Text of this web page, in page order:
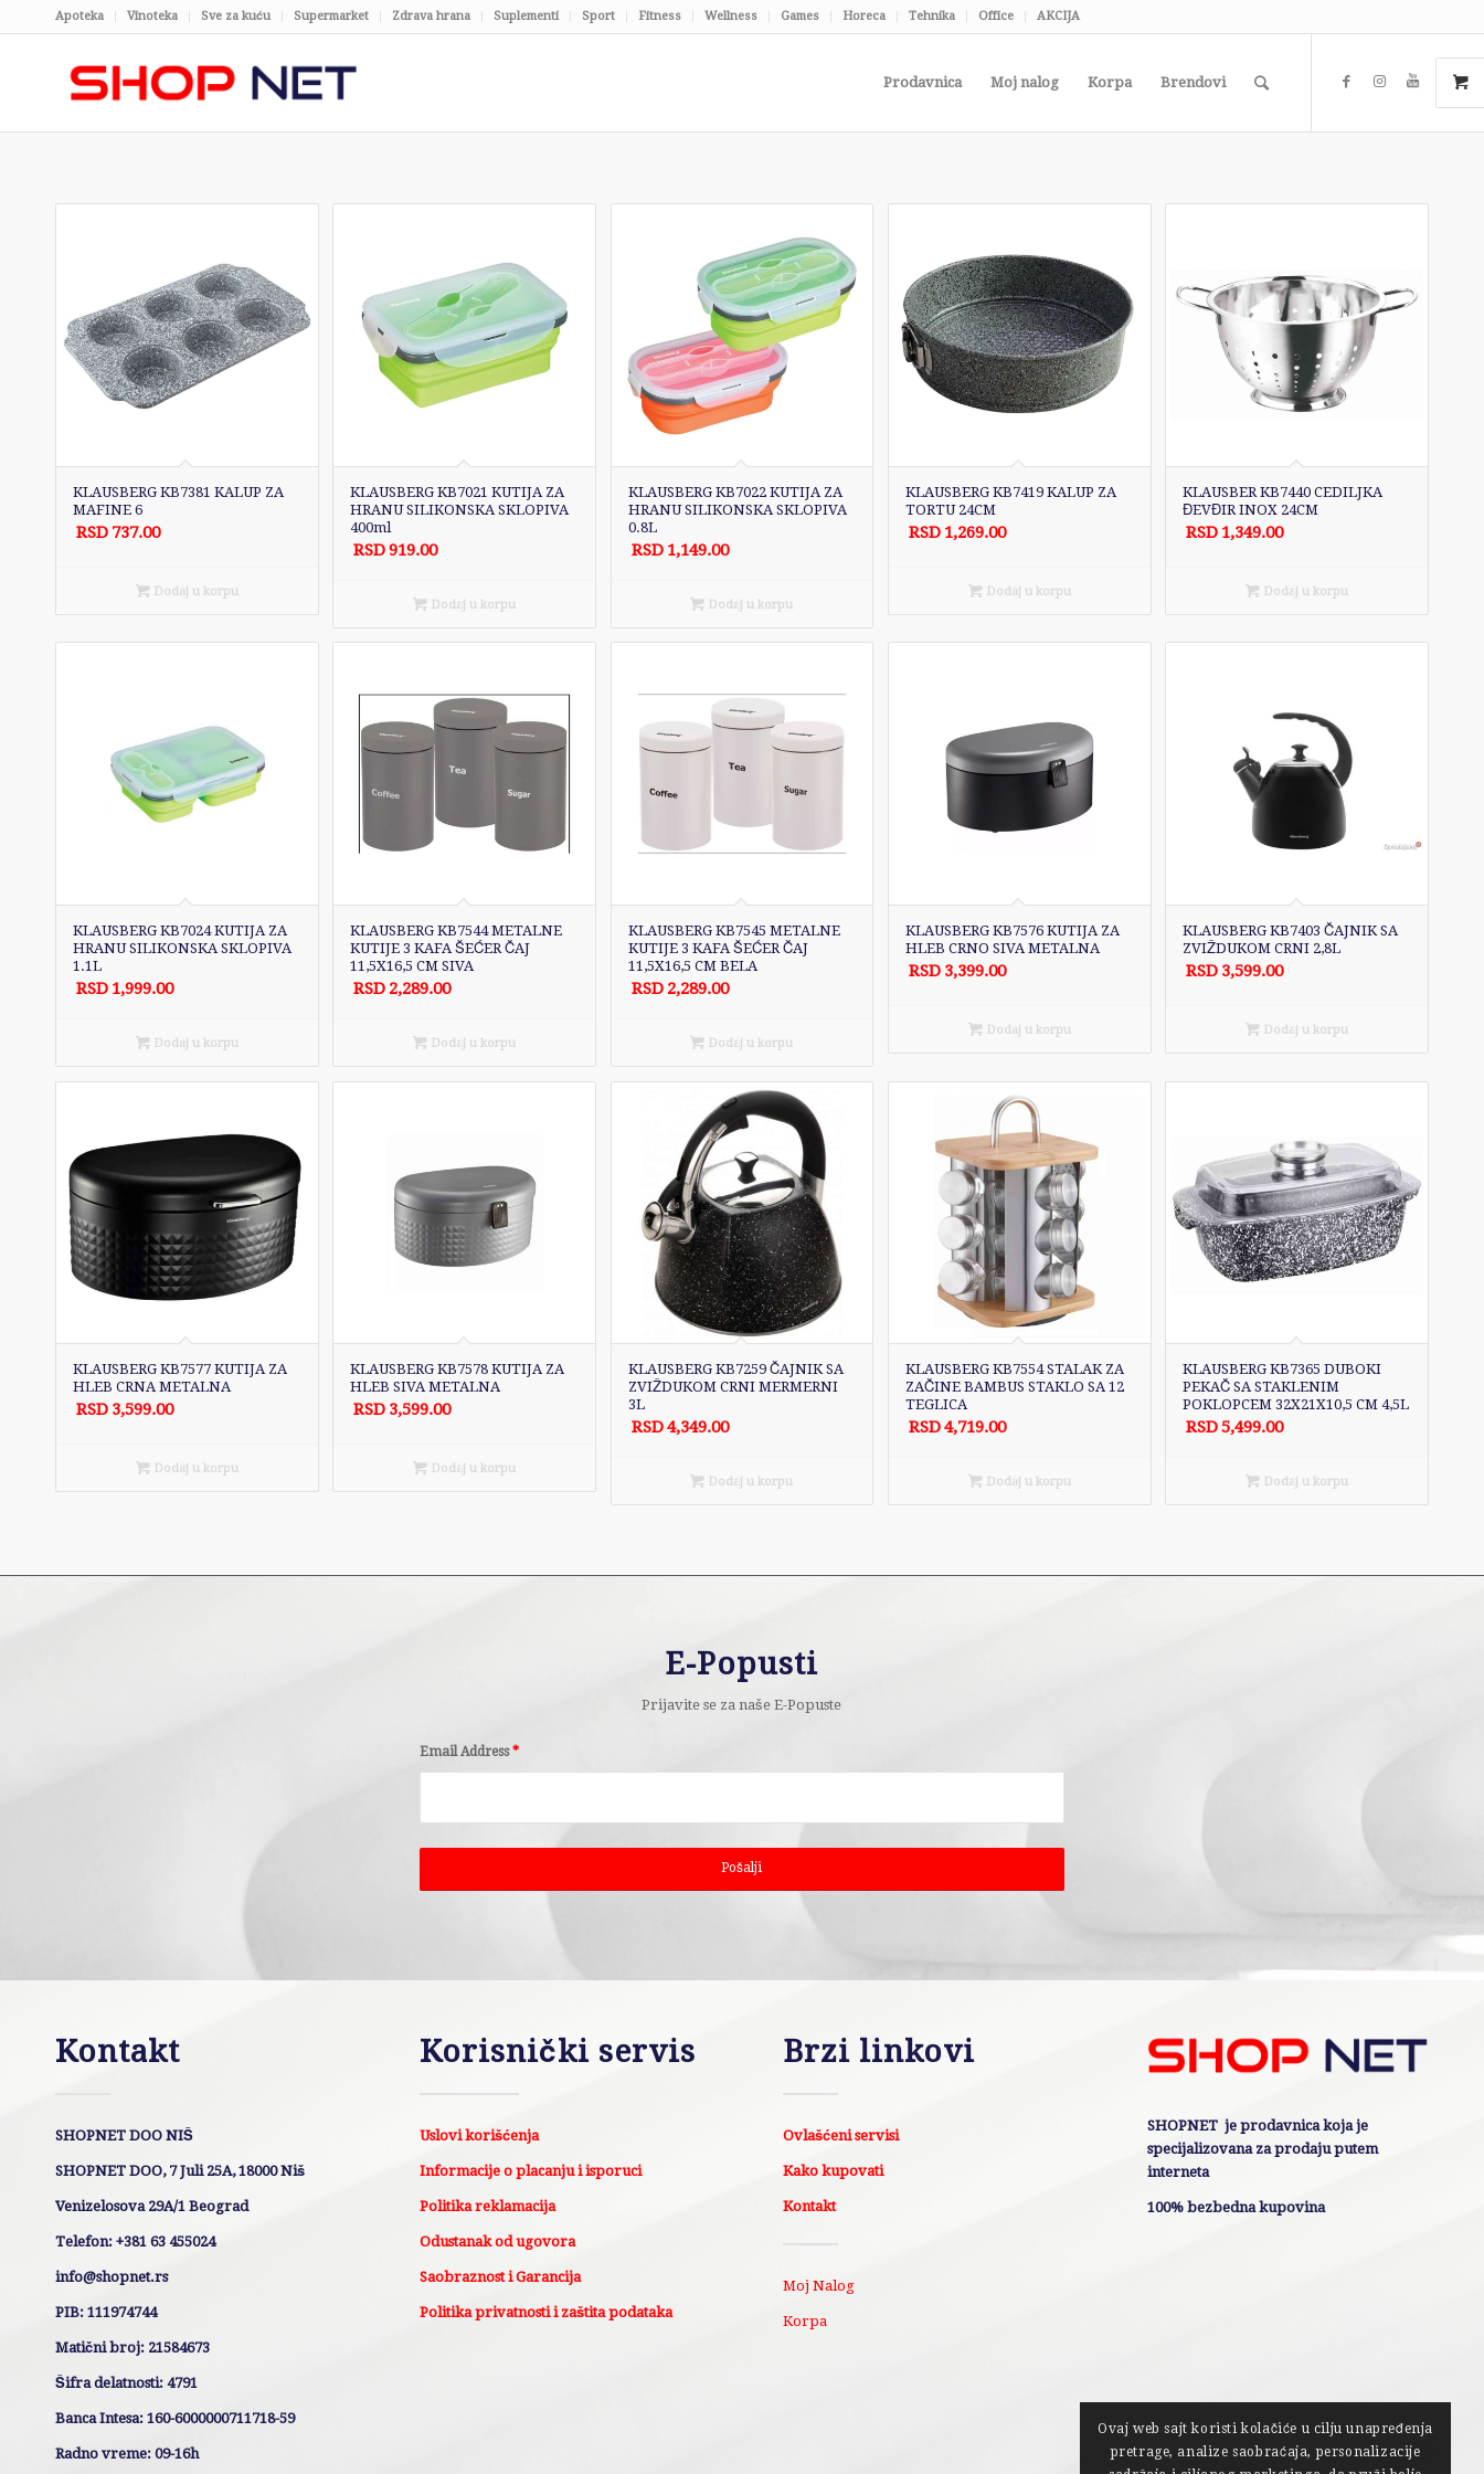
Apoteka Vinoteka Sve za kuću Supermarket Zdrava hrana Suplementi Sport Fitness Wellness Games Horeca Tehnika Office AKCIJA
Prodavnica Moj nalog Korpa Brendovi
KLAUSBERG KB7381 KALUP ZA
MAFINE 6
RSD 737.00
Dodaj u korpu
KLAUSBERG KB7021 KUTIJA ZA
HRANU SILIKONSKA SKLOPIVA
400ml
RSD919.00
Dodaj u korpu
KLAUSBERG KB7022 KUTIJA ZA
HRANU SILIKONSKA SKLOPIVA
0.8L
RSD 1,149.00
Dodaj u korpu
KLAUSBERG KB7419 KALUP ZA
TORTU 24CM
RSD 1,269.00
Dodaj u korpu
KLAUSBER KB7440 CEDILJKA
ĐEVĐIR INOX 24CM
RSD 1,349.00
Dodaj u korpu
KLAUSBERG KB7024 KUTIJA ZA
HRANU SILIKONSKA SKLOPIVA
1.1L
RSD 1,999.00
Dodaj u korpu
KLAUSBERG KB7544 METALNE
KUTIJE 3 KAFA ŠEĆER ČAJ
11,5X16,5 CM SIVA
RSD 2,289.00
Dodaj u korpu
KLAUSBERG KB7545 METALNE
KUTIJE 3 KAFA ŠEĆER ČAJ
11,5X16,5 CM BELA
RSD 2,289.00
Dodaj u korpu
KLAUSBERG KB7576 KUTIJA ZA
HLEB CRNO SIVA METALNA
RSD 3,399.00
Dodaj u korpu
KLAUSBERG KB7403 ČAJNIK SA
ZVIŽDUKOM CRNI 2,8L
RSD 3,599.00
Dodaj u korpu
KLAUSBERG KB7577 KUTIJA ZA
HLEB CRNA METALNA
RSD 3,599.00
Dodaj u korpu
KLAUSBERG KB7578 KUTIJA ZA
HLEB SIVA METALNA
RSD 3,599.00
Dodaj u korpu
KLAUSBERG KB7259 ČAJNIK SA
ZVIŽDUKOM CRNI MERMERNI
3L
RSD4,349.00
Dodaj u korpu
KLAUSBERG KB7554 STALAK ZA
ZAČINE BAMBUS STAKLO SA 12
TEGLICA
RSD4,719.00
Dodaj u korpu
KLAUSBERG KB7365 DUBOKI
PEKAČ SA STAKLENIM
POKLOPCEM 32X21X10,5 CM 4,5L
RSD5,499.00
Dodaj u korpu
E-Popusti
Prijavite se za naše E-Popuste
Email Address*
Kontakt
SHOPNET DOO NIŠ
SHOPNET DOO, 7 Juli 25A, 18000 Niš
Venizelosova 29A/1 Beograd
Telefon: +381 63 455024
info@shopnet.rs
PIB: 111974744
Matični broj: 21584673
Šifra delatnosti: 4791
Banca Intesa: 160-6000000711718-59
Radno vreme: 09-16h
Korisnički servis
Uslovi korišćenja
Informacije o placanju i isporuci
Politika reklamacija
Odustanak od ugovora
Saobraznost i Garancija
Politika privatnosti i zaštita podataka
Brzi linkovi
Ovlašćeni servisi
Kako kupovati
Kontakt
Moj Nalog
Korpa
SHOPNET je prodavnica koja je
specijalizovana za prodaju putem
interneta
100% bezbedna kupovina
Ovaj web sajt koristi kolačiće u cilju unapređenja
pretrage, analize saobraćaja, personalizacije